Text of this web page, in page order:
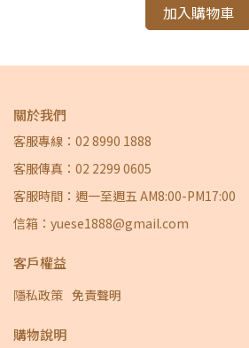
加入購物車
關於我們
客服專線：02 8990 1888
客服傳真：02 2299 0605
客服時間：週一至週五 AM8:00-PM17:00
信箱：yuese1888@gmail.com
客戶權益
隱私政策 免責聲明
購物說明